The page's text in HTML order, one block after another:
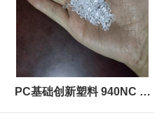
PC基础创新塑料 940NC 阻